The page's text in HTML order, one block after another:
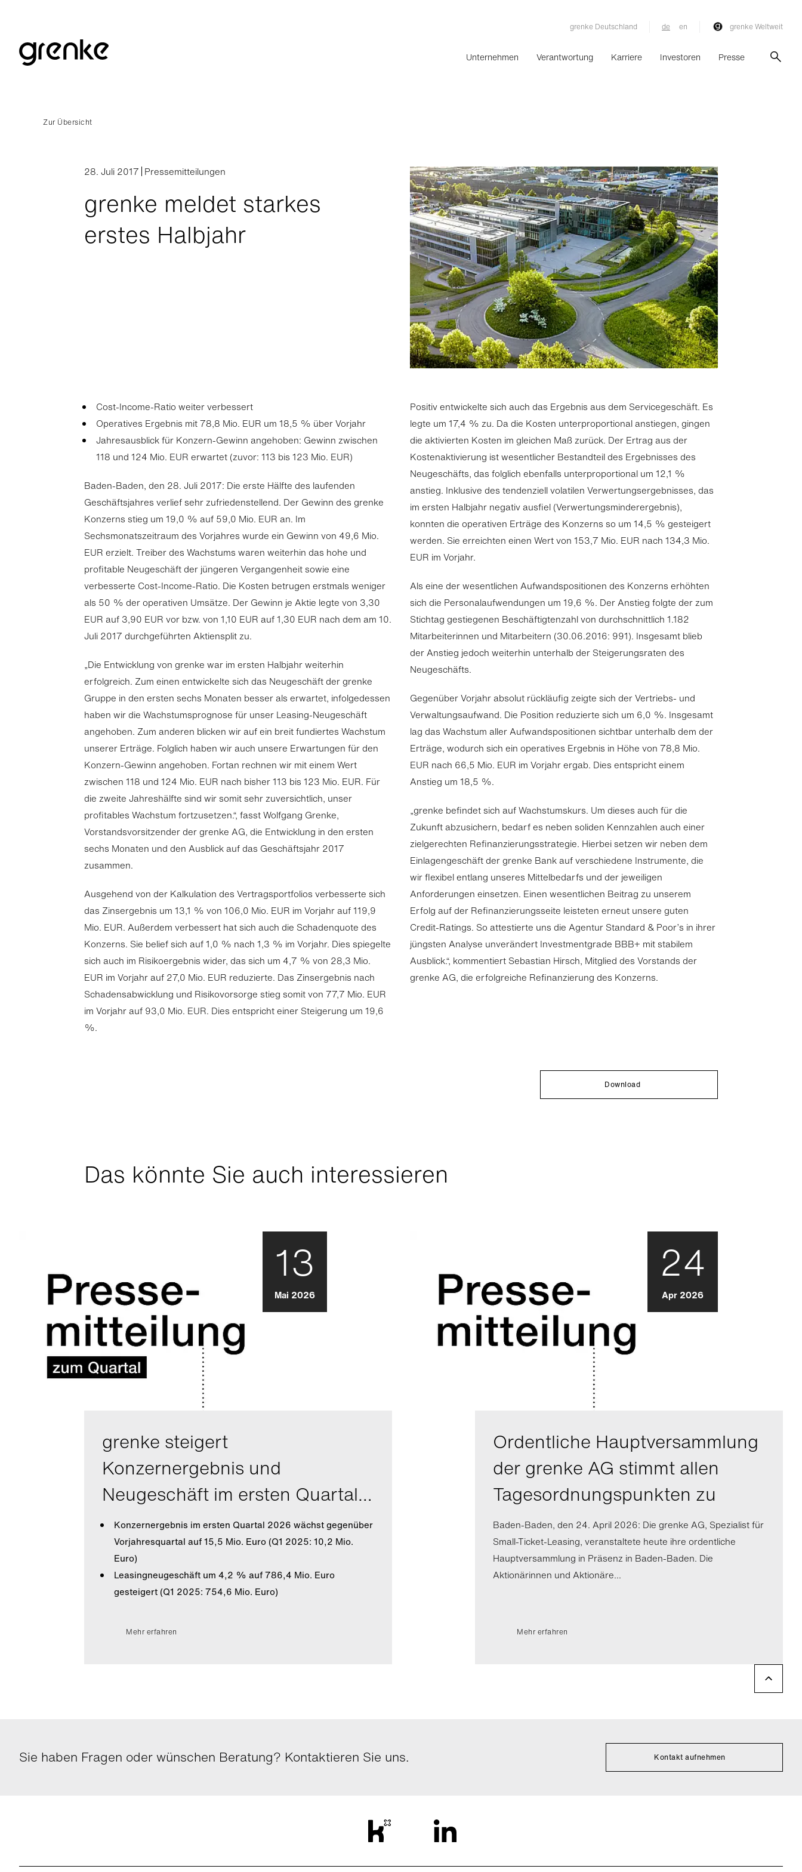
grenke Deutschland de en grenke Weltweit
Unternehmen Verantwortung Karriere Investoren Presse
Zur Übersicht
28. Juli 2017 Pressemitteilungen
grenke meldet starkes
erstes Halbjahr
Cost-Income-Ratio weiter verbessert
Operatives Ergebnis mit 78,8 Mio. EUR um 18,5 % über Vorjahr
Jahresausblick für Konzern-Gewinn angehoben: Gewinn zwischen
118 und 124 Mio. EUR erwartet (zuvor: 113 bis 123 Mio. EUR)
Baden-Baden, den 28. Juli 2017: Die erste Hälfte des laufenden
Geschäftsjahres verlief sehr zufriedenstellend. Der Gewinn des grenke
Konzerns stieg um 19,0 % auf 59,0 Mio. EUR an. Im
Sechsmonatszeitraum des Vorjahres wurde ein Gewinn von 49,6 Mio.
EUR erzielt. Treiber des Wachstums waren weiterhin das hohe und
profitable Neugeschäft der jüngeren Vergangenheit sowie eine
verbesserte Cost-Income-Ratio. Die Kosten betrugen erstmals weniger
als 50 % der operativen Umsätze. Der Gewinn je Aktie legte von 3,30
EUR auf 3,90 EUR vor bzw. von 1,10 EUR auf 1,30 EUR nach dem am 10.
Juli 2017 durchgeführten Aktiensplit zu.
„Die Entwicklung von grenke war im ersten Halbjahr weiterhin
erfolgreich. Zum einen entwickelte sich das Neugeschäft der grenke
Gruppe in den ersten sechs Monaten besser als erwartet, infolgedessen
haben wir die Wachstumsprognose für unser Leasing-Neugeschäft
angehoben. Zum anderen blicken wir auf ein breit fundiertes Wachstum
unserer Erträge. Folglich haben wir auch unsere Erwartungen für den
Konzern-Gewinn angehoben. Fortan rechnen wir mit einem Wert
zwischen 118 und 124 Mio. EUR nach bisher 113 bis 123 Mio. EUR. Für
die zweite Jahreshälfte sind wir somit sehr zuversichtlich, unser
profitables Wachstum fortzusetzen.“, fasst Wolfgang Grenke,
Vorstandsvorsitzender der grenke AG, die Entwicklung in den ersten
sechs Monaten und den Ausblick auf das Geschäftsjahr 2017
zusammen.
Ausgehend von der Kalkulation des Vertragsportfolios verbesserte sich
das Zinsergebnis um 13,1 % von 106,0 Mio. EUR im Vorjahr auf 119,9
Mio. EUR. Außerdem verbessert hat sich auch die Schadenquote des
Konzerns. Sie belief sich auf 1,0 % nach 1,3 % im Vorjahr. Dies spiegelte
sich auch im Risikoergebnis wider, das sich um 4,7 % von 28,3 Mio.
EUR im Vorjahr auf 27,0 Mio. EUR reduzierte. Das Zinsergebnis nach
Schadensabwicklung und Risikovorsorge stieg somit von 77,7 Mio. EUR
im Vorjahr auf 93,0 Mio. EUR. Dies entspricht einer Steigerung um 19,6
%.
Positiv entwickelte sich auch das Ergebnis aus dem Servicegeschäft. Es
legte um 17,4 % zu. Da die Kosten unterproportional anstiegen, gingen
die aktivierten Kosten im gleichen Maß zurück. Der Ertrag aus der
Kostenaktivierung ist wesentlicher Bestandteil des Ergebnisses des
Neugeschäfts, das folglich ebenfalls unterproportional um 12,1 %
anstieg. Inklusive des tendenziell volatilen Verwertungsergebnisses, das
im ersten Halbjahr negativ ausfiel (Verwertungsminderergebnis),
konnten die operativen Erträge des Konzerns so um 14,5 % gesteigert
werden. Sie erreichten einen Wert von 153,7 Mio. EUR nach 134,3 Mio.
EUR im Vorjahr.
Als eine der wesentlichen Aufwandspositionen des Konzerns erhöhten
sich die Personalaufwendungen um 19,6 %. Der Anstieg folgte der zum
Stichtag gestiegenen Beschäftigtenzahl von durchschnittlich 1.182
Mitarbeiterinnen und Mitarbeitern (30.06.2016: 991). Insgesamt blieb
der Anstieg jedoch weiterhin unterhalb der Steigerungsraten des
Neugeschäfts.
Gegenüber Vorjahr absolut rückläufig zeigte sich der Vertriebs- und
Verwaltungsaufwand. Die Position reduzierte sich um 6,0 %. Insgesamt
lag das Wachstum aller Aufwandspositionen sichtbar unterhalb dem der
Erträge, wodurch sich ein operatives Ergebnis in Höhe von 78,8 Mio.
EUR nach 66,5 Mio. EUR im Vorjahr ergab. Dies entspricht einem
Anstieg um 18,5 %.
„grenke befindet sich auf Wachstumskurs. Um dieses auch für die
Zukunft abzusichern, bedarf es neben soliden Kennzahlen auch einer
zielgerechten Refinanzierungsstrategie. Hierbei setzen wir neben dem
Einlagengeschäft der grenke Bank auf verschiedene Instrumente, die
wir flexibel entlang unseres Mittelbedarfs und der jeweiligen
Anforderungen einsetzen. Einen wesentlichen Beitrag zu unserem
Erfolg auf der Refinanzierungsseite leisteten erneut unsere guten
Credit-Ratings. So attestierte uns die Agentur Standard & Poor’s in ihrer
jüngsten Analyse unverändert Investmentgrade BBB+ mit stabilem
Ausblick.“, kommentiert Sebastian Hirsch, Mitglied des Vorstands der
grenke AG, die erfolgreiche Refinanzierung des Konzerns.
Download
Das könnte Sie auch interessieren
13
Mai 2026
grenke steigert
Konzernergebnis und
Neugeschäft im ersten Quartal…
Konzernergebnis im ersten Quartal 2026 wächst gegenüber
Vorjahresquartal auf 15,5 Mio. Euro (Q1 2025: 10,2 Mio.
Euro)
Leasingneugeschäft um 4,2 % auf 786,4 Mio. Euro
gesteigert (Q1 2025: 754,6 Mio. Euro)
Mehr erfahren
24
Apr 2026
Ordentliche Hauptversammlung
der grenke AG stimmt allen
Tagesordnungspunkten zu
Baden-Baden, den 24. April 2026: Die grenke AG, Spezialist für
Small-Ticket-Leasing, veranstaltete heute ihre ordentliche
Hauptversammlung in Präsenz in Baden-Baden. Die
Aktionärinnen und Aktionäre...
Mehr erfahren
Sie haben Fragen oder wünschen Beratung? Kontaktieren Sie uns. Kontakt aufnehmen